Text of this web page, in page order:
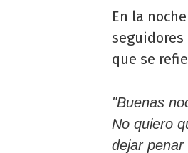
En la
que se
"Buenas
No quiero
dejar penar